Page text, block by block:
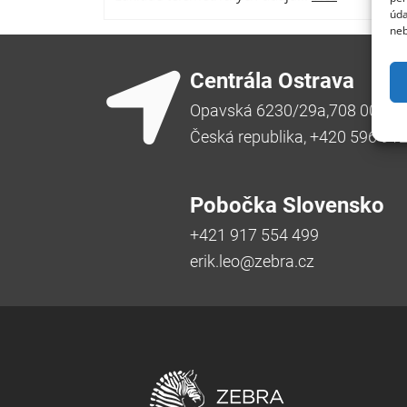
Centrála Ostrava
Opavská 6230/29a,708 00
Česká republika, +420 596 912
Pobočka Slovensko
+421 917 554 499
erik.leo@zebra.cz